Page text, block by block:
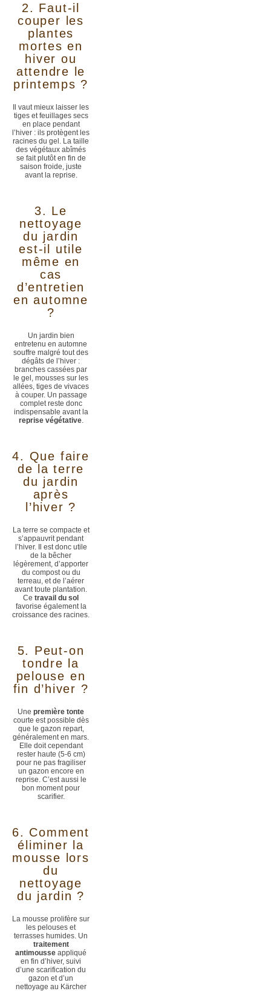
2. Faut-il
couper les
plantes
mortes en
hiver ou
attendre le
printemps ?
Il vaut mieux laisser les
tiges et feuillages secs
en place pendant
l’hiver : ils protègent les
racines du gel. La taille
des végétaux abîmés
se fait plutôt en fin de
saison froide, juste
avant la reprise.
3. Le
nettoyage
du jardin
est-il utile
même en
cas
d’entretien
en automne
?
Un jardin bien
entretenu en automne
souffre malgré tout des
dégâts de l’hiver :
branches cassées par
le gel, mousses sur les
allées, tiges de vivaces
à couper. Un passage
complet reste donc
indispensable avant la
reprise végétative.
4. Que faire
de la terre
du jardin
après
l’hiver ?
La terre se compacte et
s’appauvrit pendant
l’hiver. Il est donc utile
de la bêcher
légèrement, d’apporter
du compost ou du
terreau, et de l’aérer
avant toute plantation.
Ce travail du sol
favorise également la
croissance des racines.
5. Peut-on
tondre la
pelouse en
fin d’hiver ?
Une première tonte
courte est possible dès
que le gazon repart,
généralement en mars.
Elle doit cependant
rester haute (5-6 cm)
pour ne pas fragiliser
un gazon encore en
reprise. C’est aussi le
bon moment pour
scarifier.
6. Comment
éliminer la
mousse lors
du
nettoyage
du jardin ?
La mousse prolifère sur
les pelouses et
terrasses humides. Un
traitement
antimousse appliqué
en fin d’hiver, suivi
d’une scarification du
gazon et d’un
nettoyage au Kärcher